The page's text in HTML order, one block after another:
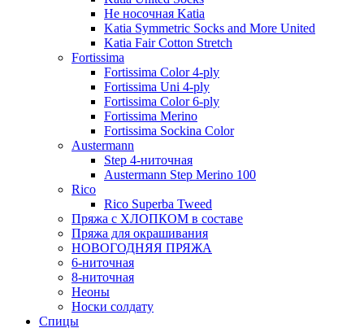
Не носочная Katia
Katia Symmetric Socks and More United
Katia Fair Cotton Stretch
Fortissima
Fortissima Color 4-ply
Fortissima Uni 4-ply
Fortissima Color 6-ply
Fortissima Merino
Fortissima Sockina Color
Austermann
Step 4-ниточная
Austermann Step Merino 100
Rico
Rico Superba Tweed
Пряжа с ХЛОПКОМ в составе
Пряжа для окрашивания
НОВОГОДНЯЯ ПРЯЖА
6-ниточная
8-ниточная
Неоны
Носки солдату
Спицы